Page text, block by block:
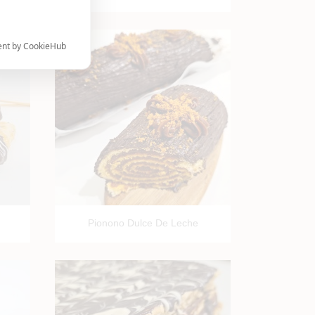
Vista rápida
Pionono Dulce De Leche
by CookieHub